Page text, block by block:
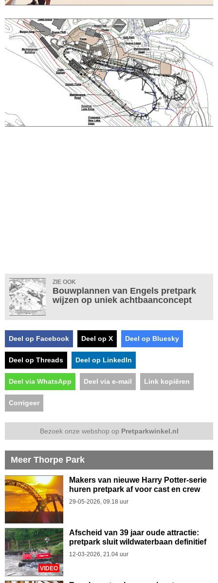
ZIE OOK
Bouwplannen van Engels pretpark
wijzen op uniek achtbaanconcept
Deel op Facebook Deel op X Deel op Bluesky
Deel op Threads Deel op LinkedIn
Deel via WhatsApp Deel via e-mail Link kopiëren
Corrigeer
Bezoek onze webshop op Pretparkwinkel.nl
Meer Thorpe Park
Makers van nieuwe Harry Potter-serie
huren pretpark af voor cast en crew
29-05-2026, 09.18 uur
VIDEO
Afscheid van 39 jaar oude attractie:
pretpark sluit wildwaterbaan definitief
12-03-2026, 21.04 uur